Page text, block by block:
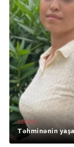
SEÇIM
Təhminənin